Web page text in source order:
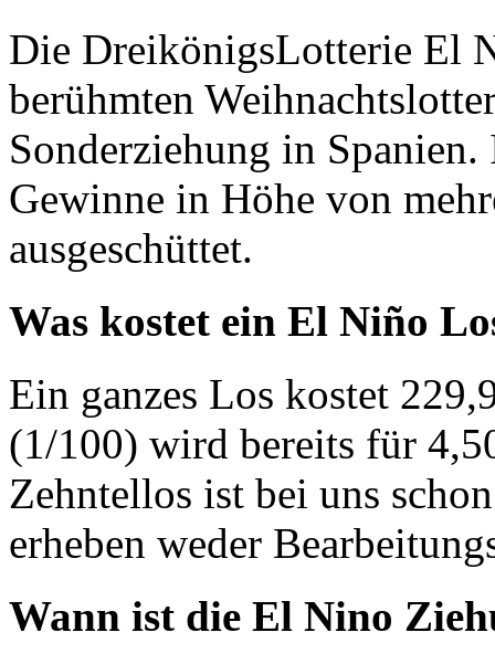
Die DreikönigsLotterie El
berühmten
Sonderziehung in
Gewinne in Höhe von
ausgeschüttet.
Was kostet ein El Niño
Ein ganzes Los kostet
(1/100) wird bereits für
Zehntellos ist bei uns
erheben weder
Wann ist die El Nino